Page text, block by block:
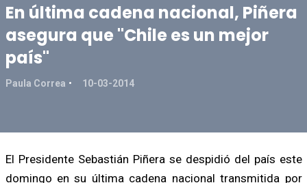
En última cadena nacional, Piñera
asegura que "Chile es un mejor
país"
Paula Correa 10-03-2014
El Presidente Sebastián Piñera se despidió del país este
domingo en su última cadena nacional transmitida por